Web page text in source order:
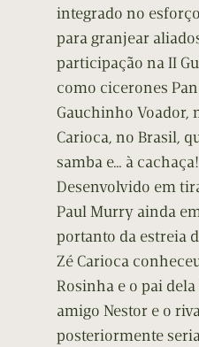
integrado no
para granjear
participação na II
como cicerones
Gauchinho Voador,
Carioca, no Brasil,
samba e… à cachaça!
Desenvolvido em
Paul Murry ainda
portanto da estreia
Zé Carioca
Rosinha e o pai dela
amigo Nestor e o
posteriormente